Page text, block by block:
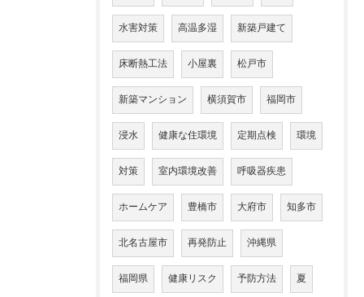
水害対策 高温多湿 新築戸建て
床断熱工法 小屋裏 松戸市
新築マンション 横須賀市 福岡市
浸水 健康な住環境 定期点検 環境
対策 室内環境改善 呼吸器疾患
ホームケア 豊橋市 大府市 知多市
北名古屋市 再発防止 沖縄県
福岡県 健康リスク 予防方法 夏